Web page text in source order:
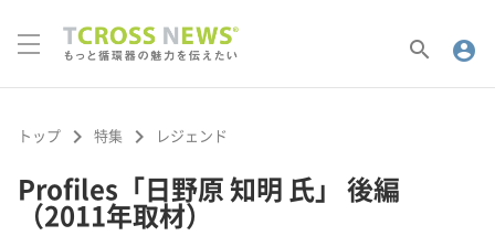
search account_circle
トップ keyboard_arrow_right 特集 keyboard_arrow_right レジェンド
Profiles「日野原 知明 氏」 後編
（2011年取材）